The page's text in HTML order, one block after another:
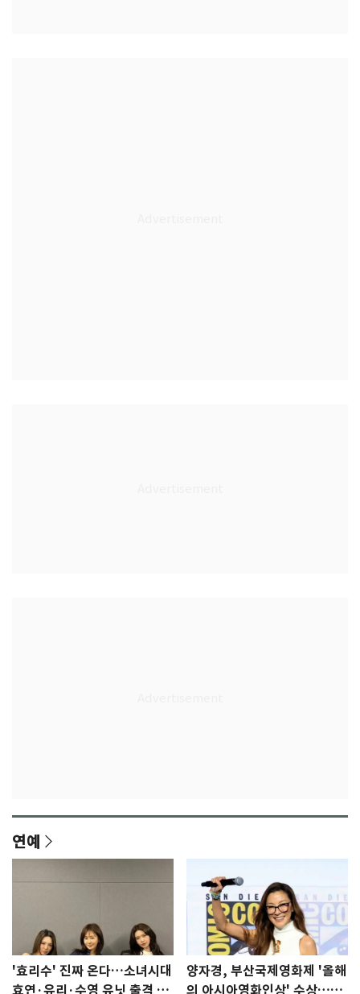
연예
'효리수' 진짜 온다…소녀시대
효연·유리·수영 유닛 출격 [N
양자경, 부산국제영화제 '올해
의 아시아영화인상' 수상…15